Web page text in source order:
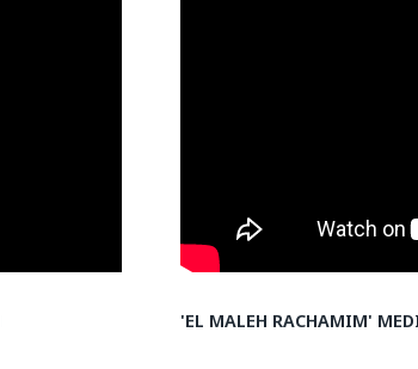
'EL MALEH RACHAMIM'